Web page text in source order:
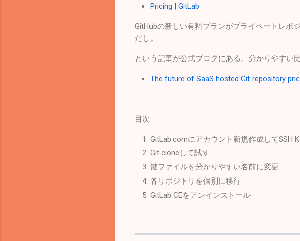
Pricing | GitLab
GitHubの新しい有料プランがプライベートレポ
だし。
という記事が公式ブログにある。分かりやすい
The future of SaaS hosted Git repository
目次
GitLab.comにアカウント新規作成してSSH
Git cloneして試す
鍵ファイルを分かりやすい名前に変更
各リポジトリを個別に移行
GitLab CEをアンインストール